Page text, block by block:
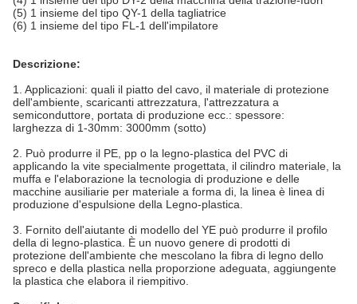
(5) 1 insieme del tipo QY-1 della tagliatrice
(6) 1 insieme del tipo FL-1 dell'impilatore
Descrizione:
1. Applicazioni: quali il piatto del cavo, il materiale di protezione
dell'ambiente, scaricanti attrezzatura, l'attrezzatura a
semiconduttore, portata di produzione ecc.: spessore:
larghezza di 1-30mm: 3000mm (sotto)
2. Può produrre il PE, pp o la legno-plastica del PVC di
applicando la vite specialmente progettata, il cilindro materiale, la
muffa e l'elaborazione la tecnologia di produzione e delle
macchine ausiliarie per materiale a forma di, la linea è linea di
produzione d'espulsione della Legno-plastica.
3. Fornito dell'aiutante di modello del YE può produrre il profilo
della di legno-plastica. È un nuovo genere di prodotti di
protezione dell'ambiente che mescolano la fibra di legno dello
spreco e della plastica nella proporzione adeguata, aggiungente
la plastica che elabora il riempitivo.